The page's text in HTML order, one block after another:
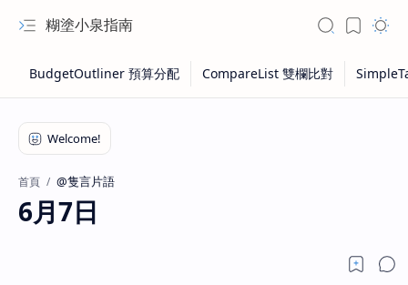
糊塗小泉指南
首頁 @隻言片語
6月7日